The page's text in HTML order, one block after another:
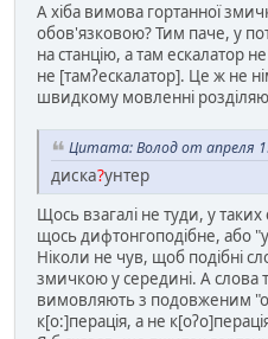
А хіба вимова гортанної
обов'язковою? Тим паче, у
на станцію, а там ескалатор
не [тамʔескалатор]. Це ж не
швидкому мовленні
Цитата: Волод от апреля
диска?унтер
Щось взагалі не туди, у
щось дифтонгоподібне, або
Ніколи не чув, щоб подібні
змичкою у середині. А слова
вимовляють з подовженим
к[о:]перація, а не